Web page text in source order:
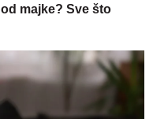
majke? Sve što